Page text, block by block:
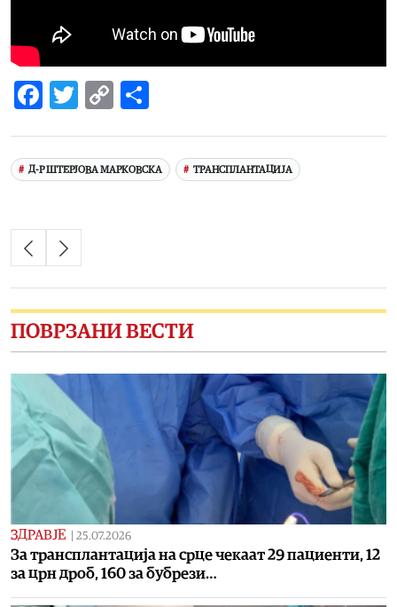
Facebook
Twitter
Copy
Д-Р ШТЕРЈОВА МАРКОВСКА ТРАНСПЛАНТАЦИЈА
ПОВРЗАНИ ВЕСТИ
ЗДРАВЈЕ 25.07.2026
За трансплантација на срце чекаат 29 пациенти, 12
за црн дроб, 160 за бубрези…